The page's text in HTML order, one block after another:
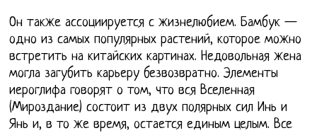
Он также ассоциируется с жизнелюбием. Бамбук —
одно из самых популярных растений, которое можно
встретить на китайских картинах. Недовольная жена
могла загубить карьеру безвозвратно. Элементы
иероглифа говорят о том, что вся Вселенная
(Мироздание) состоит из двух полярных сил Инь и
Янь и, в то же время, остается единым целым. Все